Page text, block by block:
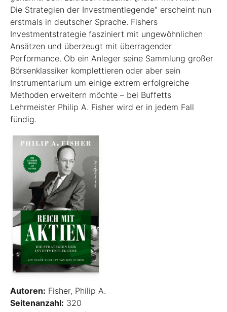
Die Strategien der Investmentlegende“ erscheint nun
erstmals in deutscher Sprache. Fishers
Investmentstrategie fasziniert mit ungewöhnlichen
Ansätzen und überzeugt mit überragender
Performance. Ob ein Anleger seine Sammlung großer
Börsenklassiker komplettieren oder aber sein
Instrumentarium um einige extrem erfolgreiche
Methoden erweitern möchte – bei Buffetts
Lehrmeister Philip A. Fisher wird er in jedem Fall
fündig.
Autoren: Fisher, Philip A.
Seitenanzahl: 320